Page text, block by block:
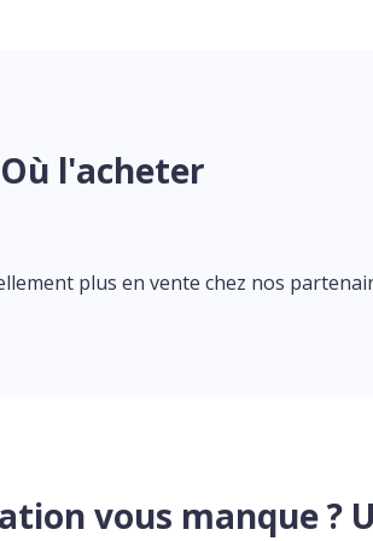
Où l'acheter
plus en vente chez nos
vous manque ?